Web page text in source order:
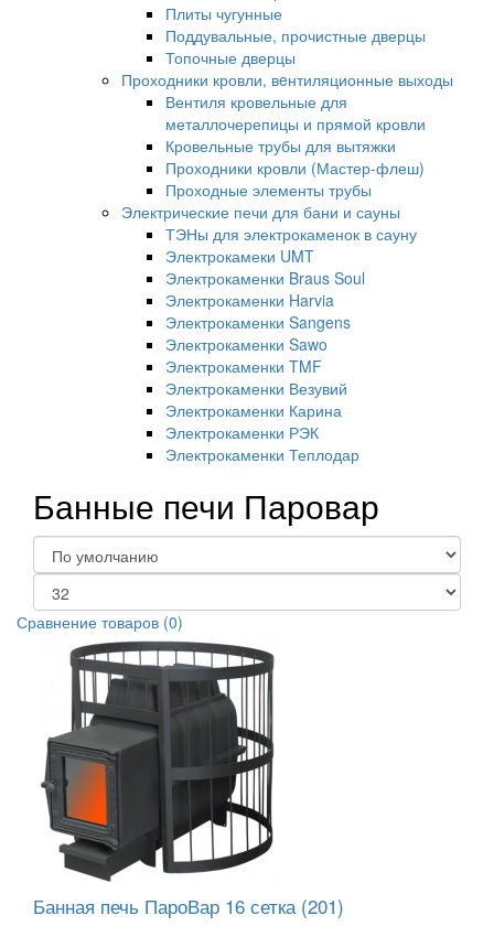
Плиты чугунные
Поддувальные, прочистные дверцы
Топочные дверцы
Проходники кровли, вeнтиляционные выходы
Вентиля кровельные для
металлочерепицы и прямой кровли
Кровельные трубы для вытяжки
Проходники кровли (Мастер-флеш)
Проходные элементы трубы
Электрические печи для бани и сауны
ТЭНы для электрокаменок в сауну
Электрокамеки UMT
Электрокаменки Braus Soul
Электрокаменки Harvia
Электрокаменки Sangens
Электрокаменки Sawo
Электрокаменки TMF
Электрокаменки Везувий
Электрокаменки Карина
Электрокаменки РЭК
Электрокаменки Теплодар
Банные печи Паровар
Сравнение товаров (0)
Банная печь ПароВар 16 сетка (201)